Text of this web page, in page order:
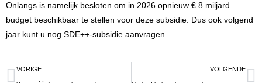
Onlangs is namelijk besloten om in 2026 opnieuw € 8 miljard
budget beschikbaar te stellen voor deze subsidie. Dus ook volgend
jaar kunt u nog SDE++-subsidie aanvragen.
VORIGE VOLGENDE